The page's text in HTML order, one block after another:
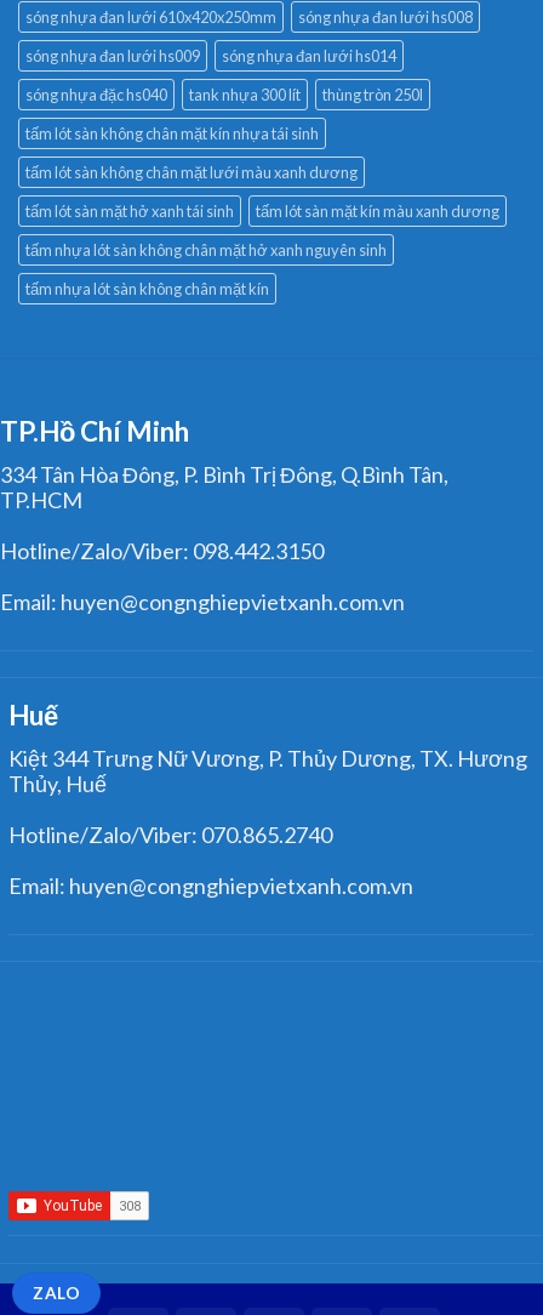
sóng nhựa đan lưới 610x420x250mm
sóng nhựa đan lưới hs008
sóng nhựa đan lưới hs009
sóng nhựa đan lưới hs014
sóng nhựa đặc hs040
tank nhựa 300 lít
thùng tròn 250l
tấm lót sàn không chân mặt kín nhựa tái sinh
tấm lót sàn không chân mặt lưới màu xanh dương
tấm lót sàn mặt hở xanh tái sinh
tấm lót sàn mặt kín màu xanh dương
tấm nhựa lót sàn không chân mặt hở xanh nguyên sinh
tấm nhựa lót sàn không chân mặt kín
TP.Hồ Chí Minh
334 Tân Hòa Đông, P. Bình Trị Đông, Q.Bình Tân,
TP.HCM
Hotline/Zalo/Viber: 098.442.3150
Email: huyen@congnghiepvietxanh.com.vn
Huế
Kiệt 344 Trưng Nữ Vương, P. Thủy Dương, TX. Hương
Thủy, Huế
Hotline/Zalo/Viber: 070.865.2740
Email: huyen@congnghiepvietxanh.com.vn
ZALO